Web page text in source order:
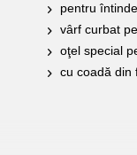
pentru
vârf curbat
oţel special
cu coadă din